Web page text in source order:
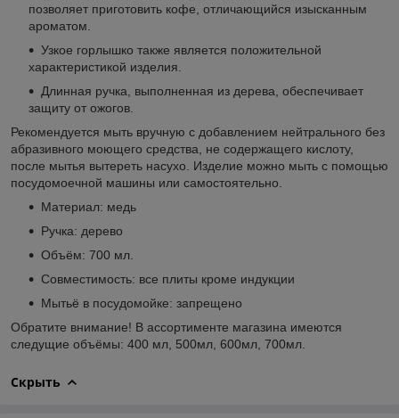
позволяет приготовить кофе, отличающийся изысканным
ароматом.
Узкое горлышко также является положительной
характеристикой изделия.
Длинная ручка, выполненная из дерева, обеспечивает
защиту от ожогов.
Рекомендуется мыть вручную с добавлением нейтрального без
абразивного моющего средства, не содержащего кислоту,
после мытья вытереть насухо. Изделие можно мыть с помощью
посудомоечной машины или самостоятельно.
Материал: медь
Ручка: дерево
Объём: 700 мл.
Совместимость: все плиты кроме индукции
Мытьё в посудомойке: запрещено
Обратите внимание! В ассортименте магазина имеются
следущие объёмы: 400 мл, 500мл, 600мл, 700мл.
Скрыть